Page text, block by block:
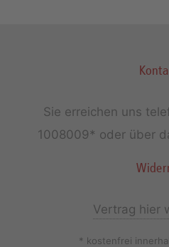
Sie erreichen uns
1008009* oder über
Vertrag hier
* kostenfrei